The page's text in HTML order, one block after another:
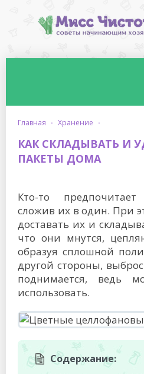
главная · хранение ·
КАК СКЛАДЫВАТЬ И
ПАКЕТЫ ДОМА
Кто-то
сложив их в один. При
доставать их и
что они мнутся,
образуя сплошной
другой стороны,
поднимается, ведь
использовать.
Содержание: